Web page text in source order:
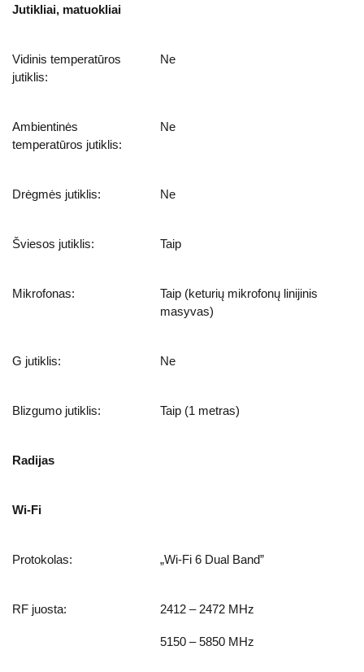
Jutikliai, matuokliai
Vidinis temperatūros
jutiklis:
Ne
Ambientinės
temperatūros jutiklis:
Ne
Drėgmės jutiklis: Ne
Šviesos jutiklis: Taip
Mikrofonas:
Taip (keturių mikrofonų linijinis
masyvas)
G jutiklis: Ne
Blizgumo jutiklis: Taip (1 metras)
Radijas
Wi-Fi
Protokolas: „Wi-Fi 6 Dual Band”
RF juosta: 2412 – 2472 MHz
5150 – 5850 MHz